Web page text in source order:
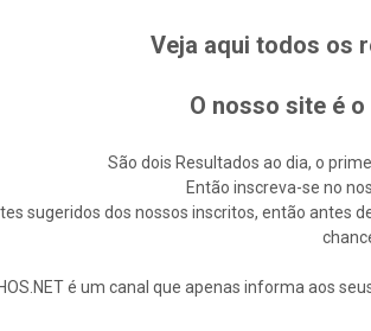
Veja aqui todos os
O nosso site é
São dois Resultados ao dia, o
Então inscreva-se no
sugeridos dos nossos inscritos, então
é um canal que apenas informa aos